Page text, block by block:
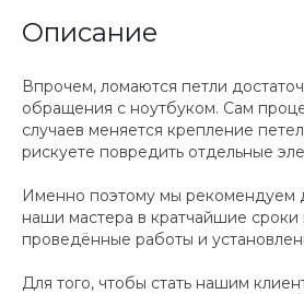
Описание
Впрочем, ломаются петли
обращения с ноутбуком. Сам
случаев меняется крепление
рискуете повредить отдельные
Именно поэтому мы рекомендуем
наши мастера в кратчайшие
проведённые работы и
Для того, чтобы стать нашим